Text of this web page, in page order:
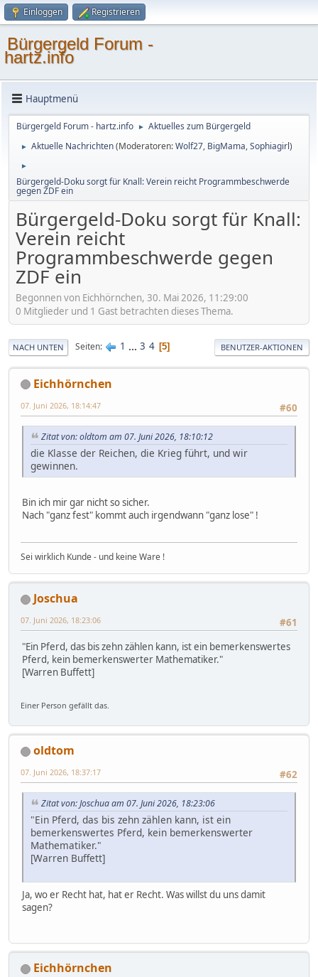
Einloggen Registrieren
Bürgergeld Forum -
hartz.info
Hauptmenü
Bürgergeld Forum - hartz.info ► Aktuelles zum Bürgergeld
► Aktuelle Nachrichten(Moderatoren:Wolf27, BigMama,Sophiagirl)
►
Bürgergeld-Doku sorgt für Knall: Verein reicht Programmbeschwerde
gegen ZDF ein
Bürgergeld-Doku sorgt für Knall:
Verein reicht
Programmbeschwerde gegen
ZDF ein
Begonnen von Eichhörnchen, 30. Mai 2026, 11:29:00
0 Mitglieder und 1 Gast betrachten dieses Thema.
NACH UNTEN Seiten 1 ... 3 4 5 BENUTZER-AKTIONEN
Eichhörnchen
#60
07. Juni 2026, 18:14:47
Zitat von: oldtom am 07. Juni 2026, 18:10:12
die Klasse der Reichen, die Krieg führt, und wir
gewinnen.
Bin ich mir gar nicht so sicher.
Nach "ganz fest" kommt auch irgendwann "ganz lose" !
Sei wirklich Kunde - und keine Ware !
Joschua
#61
07. Juni 2026, 18:23:06
"Ein Pferd, das bis zehn zählen kann, ist ein bemerkenswertes
Pferd, kein bemerkenswerter Mathematiker."
[Warren Buffett]
Einer Person gefällt das.
oldtom
#62
07. Juni 2026, 18:37:17
Zitat von: Joschua am 07. Juni 2026, 18:23:06
"Ein Pferd, das bis zehn zählen kann, ist ein
bemerkenswertes Pferd, kein bemerkenswerter
Mathematiker."
[Warren Buffett]
Ja, wo er Recht hat, hat er Recht. Was willst du uns damit
sagen?
Eichhörnchen